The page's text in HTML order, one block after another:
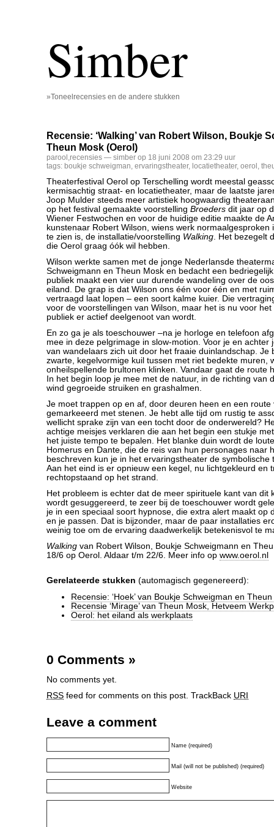
Simber
»Toneelrecensies en de andere stukken
Recensie: ‘Walking’ van Robert Wilson, Boukje
Theun Mosk (Oerol)
parool ,recensies — simber op 18 juni 2008 om 23:29 uur
tags: boukje schweigman, ervaringstheater, locatietheater, oerol ,
Theaterfestival Oerol op Terschelling wordt meestal
kermisachtig straat- en locatietheater, maar de laatste
Joop Mulder steeds meer artistiek hoogwaardig
op het festival gemaakte voorstelling Broeders dit jaar op
Wiener Festwochen en voor de huidige editie maakte de
kunstenaar Robert Wilson, wiens werk normaalgesproken
te zien is, de installatie/voorstelling Walking. Het bezegelt
die Oerol graag óók wil hebben.
Wilson werkte samen met de jonge Nederlansde
Schweigmann en Theun Mosk en bedacht een
publiek maakt een vier uur durende wandeling over de
eiland. De grap is dat Wilson ons één voor één en met
vertraagd laat lopen – een soort kalme kuier. Die
voor de voorstellingen van Wilson, maar het is nu voor
publiek er actief deelgenoot van wordt.
En zo ga je als toeschouwer –na je horloge en telefoon
mee in deze pelgrimage in slow-motion. Voor je en achter
van wandelaars zich uit door het fraaie duinlandschap. Je
zwarte, kegelvormige kuil tussen met riet bedekte muren,
onheilspellende brultonen klinken. Vandaar gaat de route
In het begin loop je mee met de natuur, in de richting van
wind gegroeide struiken en grashalmen.
Je moet trappen op en af, door deuren heen en een route
gemarkeeerd met stenen. Je hebt alle tijd om rustig te
wellicht sprake zijn van een tocht door de onderwereld?
achtige meisjes verklaren die aan het begin een stukje
het juiste tempo te bepalen. Het blanke duin wordt de
Homerus en Dante, die de reis van hun personages naar
beschreven kun je in het ervaringstheater de symbolische
Aan het eind is er opnieuw een kegel, nu lichtgekleurd en
rechtopstaand op het strand.
Het probleem is echter dat de meer spirituele kant van dit
wordt gesuggereerd, te zeer bij de toeschouwer wordt
je in een speciaal soort hypnose, die extra alert maakt op
en je passen. Dat is bijzonder, maar de paar installaties
weinig toe om de ervaring daadwerkelijk betekenisvol te
Walking van Robert Wilson, Boukje Schweigmann en
18/6 op Oerol. Aldaar t/m 22/6. Meer info op www.oerol.nl
Gerelateerde stukken (automagisch gegenereerd):
Recensie: ‘Hoek’ van Boukje Schweigman en
Recensie ‘Mirage’ van Theun Mosk, Hetveem
Oerol: het eiland als werkplaats
0 Comments »
No comments yet.
RSS feed for comments on this post. TrackBack URI
Leave a comment
Name (required)
Mail (will not be published) (required)
Website